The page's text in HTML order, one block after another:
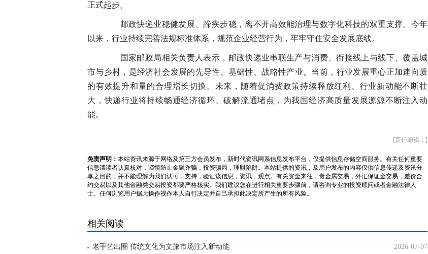
正式起步。
邮政快递业稳健发展、蹄疾步稳，离不开高效能治理与数字化科技的双重支撑。今年
以来，行业持续完善法规标准体系，规范企业经营行为，牢牢守住安全发展底线。
国家邮政局相关负责人表示，邮政快递业串联生产与消费、衔接线上与线下、覆盖城
市与乡村，是经济社会发展的先导性、基础性、战略性产业。当前，行业发展重心正加速向质
的有效提升和量的合理增长切换。未来，随着促消费政策持续释放红利、行业新动能不断壮
大，快递行业将持续畅通经济循环、破解流通堵点，为我国经济高质量发展源源不断注入动
能。
[责任编辑：]
免责声明： 本站资讯来源于网络及第三方会员发布，新时代资讯网系信息发布平台，仅提供信息存储空间服务。有关任何重要
信息请读者认真核对，谨慎防止金融诈骗，投资骗局，理财陷阱。本站提供的资讯，及用户发布的内容仅供信息传递及资讯分
享之目的，并不能理解为我们认可，支持，验证该信息，资讯，观点。有关资金来往，贵金属交易，外汇保证金交易，差价合
约交易以及其他金融类交易投资都要严格核实。我们建议您在进行相关重要步骤前，请咨询专业的投资顾问或者金融法律人
士。任何浏览用户据此操作视作本人自行决定并自己承担此决定所产生的所有风险。
相关阅读
2026-07-07
老手艺出圈 传统文化为文旅市场注入新动能